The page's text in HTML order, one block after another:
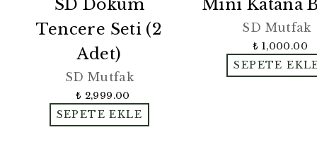
SD Döküm
Tencere Seti (2
Adet)
SD Mutfak
₺ 2,999.00
SEPETE EKLE
Mini Katana
SD Mutfak
₺ 1,000.00
SEPETE